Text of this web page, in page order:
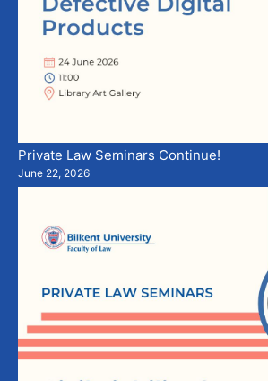
Private Law Seminars Continue!
June 22, 2026